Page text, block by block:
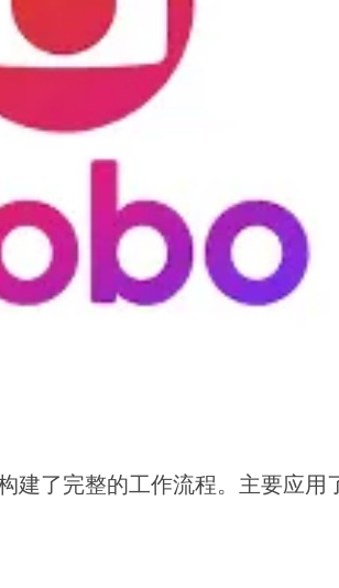
建了完整的工作流程。主要应用